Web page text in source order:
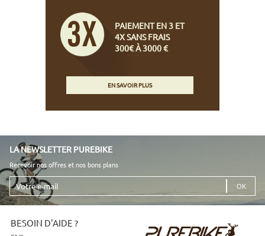
PAIEMENT EN 3 ET
4X SANS FRAIS
300€ À 3000 €
EN SAVOIR PLUS
LA NEWSLETTER PUREBIKE
Recevoir nos offres et nos bons plans
Votre
e-
mail
BESOIN D'AIDE ?